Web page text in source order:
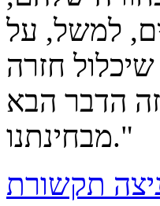
למשל, על
חזרה
זה הדבר הבא
מבחינתנו."
תקשורת